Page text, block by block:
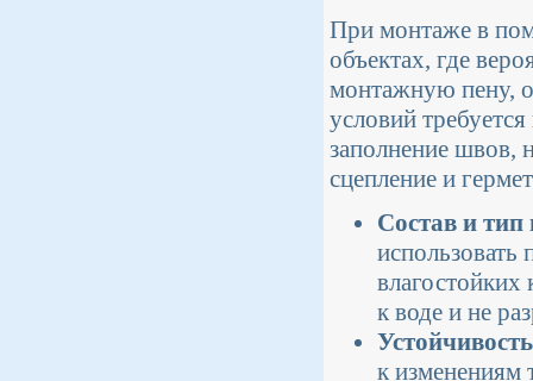
При монтаже в
объектах, где
монтажную пену,
условий
заполнение швов,
сцепление и
Состав и тип
к воде и не
к изменениям